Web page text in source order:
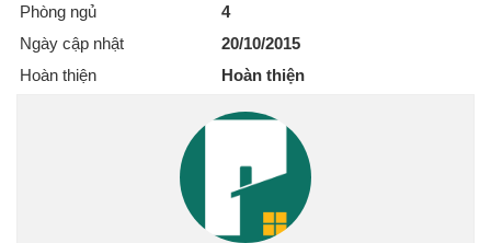
Phòng ngủ
4
Ngày cập nhật
20/10/2015
Hoàn thiện
Hoàn thiện